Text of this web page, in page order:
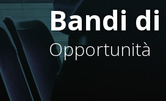
Bandi
Opportunità